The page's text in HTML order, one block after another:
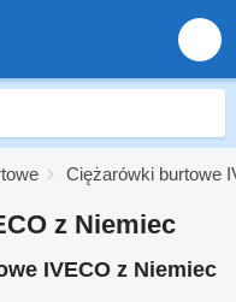
Ciężarówki burtowe
z Niemiec
IVECO z Niemiec